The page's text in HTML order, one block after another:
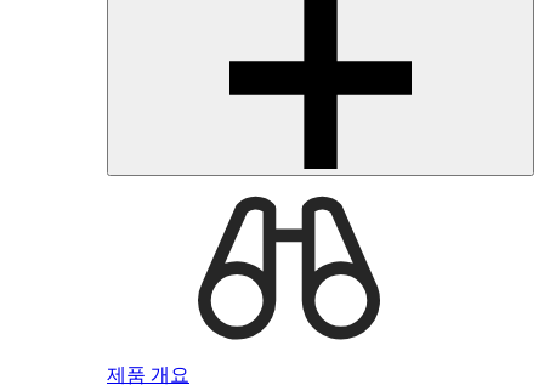
제품 개요